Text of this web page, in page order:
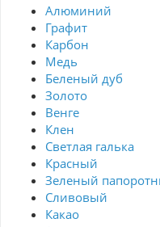
Алюминий
Графит
Карбон
Медь
Беленый дуб
Золото
Венге
Клен
Светлая галька
Красный
Зеленый
Сливовый
Какао